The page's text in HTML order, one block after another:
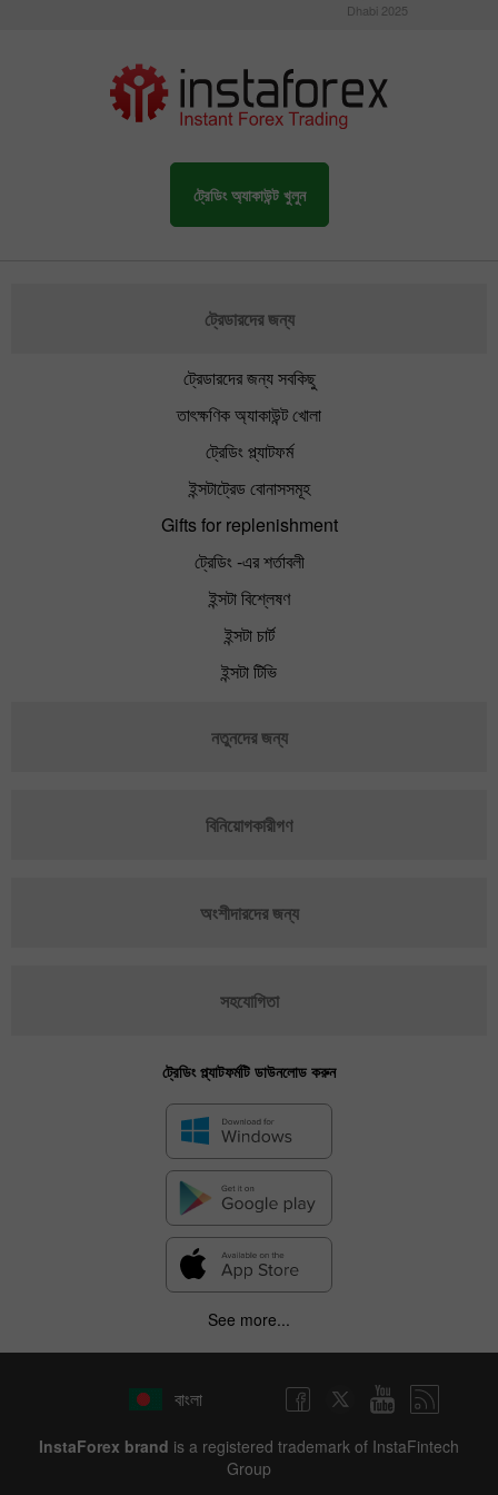
Dhabi 2025
ট্রেডিং অ্যাকাউন্ট খুলুন
ট্রেডারদের জন্য
ট্রেডারদের জন্য সবকিছু
তাৎক্ষণিক অ্যাকাউন্ট খোলা
ট্রেডিং প্ল্যাটফর্ম
ইন্সটাট্রেড বোনাসসমূহ
Gifts for replenishment
ট্রেডিং -এর শর্তাবলী
ইন্সটা বিশ্লেষণ
ইন্সটা চার্ট
ইন্সটা টিভি
নতুনদের জন্য
বিনিয়োগকারীগণ
অংশীদারদের জন্য
সহযোগিতা
ট্রেডিং প্ল্যাটফর্মটি ডাউনলোড করুন
See more...
বাংলা
InstaForex brand is a registered trademark of InstaFintech
Group